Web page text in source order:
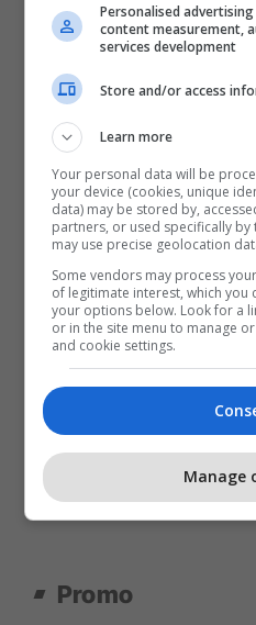
Promo
Personalised
content measurement,
services development
Store and/or access
Learn more
Your personal data will be
your device (cookies, unique
data) may be stored by,
partners, or used specifically
may use precise geolocation
Some vendors may process
of legitimate interest, which you
your options below. Look for a
or in the site menu to manage
and cookie settings.
Manage